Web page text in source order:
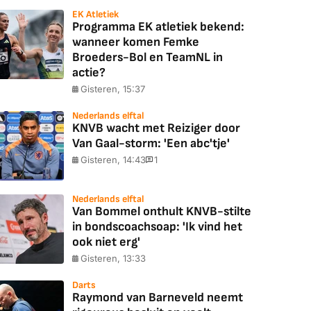
EK Atletiek
Programma EK atletiek bekend:
wanneer komen Femke
Broeders-Bol en TeamNL in
actie?
Gisteren, 15:37
Nederlands elftal
KNVB wacht met Reiziger door
Van Gaal-storm: 'Een abc'tje'
Gisteren, 14:43 1
Nederlands elftal
Van Bommel onthult KNVB-stilte
in bondscoachsoap: 'Ik vind het
ook niet erg'
Gisteren, 13:33
Darts
Raymond van Barneveld neemt